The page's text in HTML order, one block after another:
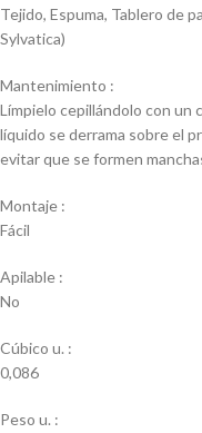
Tejido, Espuma, Tablero de
Sylvatica)
Mantenimiento :
Límpielo cepillándolo con un
líquido se derrama sobre el
evitar que se formen
Montaje :
Fácil
Apilable :
No
Cúbico u. :
0,086
Peso u. :